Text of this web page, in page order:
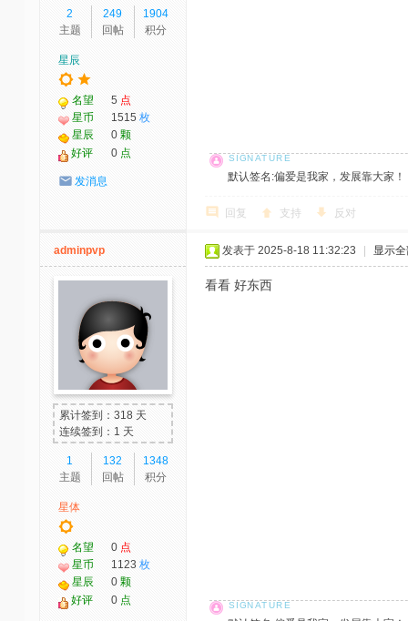
2
主题
249
回帖
1904
积分
星辰
名望 5 点
星币
1515 枚
星辰
0 颗
好评
0 点
发消息 默认签名:偏爱是我家，发展靠大家
回复 支持 反对
adminpvp
累计签到：318 天
连续签到：1 天
1
主题
132
回帖
1348
积分
星体
名望 0 点
星币
1123 枚
星辰
0 颗
好评
0 点
发表于 2025-8-18 11:32:23 显示
看看 好东西